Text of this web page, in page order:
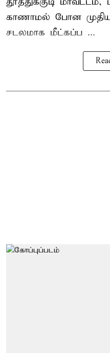
காணாமல் போன
சடலமாக மீட்கப்ப ...